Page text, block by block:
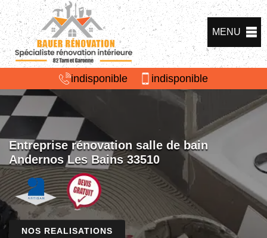
MENU
indisponible indisponible
Entreprise rénovation salle de bain
Andernos Les Bains 33510
NOS REALISATIONS